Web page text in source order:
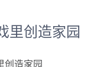
里创造家园
创造家园